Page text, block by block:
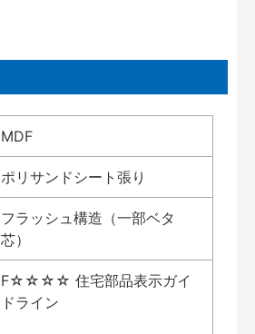
MDF
ポリサンドシート張り
フラッシュ構造（一部ベタ
芯）
F☆☆☆☆ 住宅部品表示ガイ
ドライン